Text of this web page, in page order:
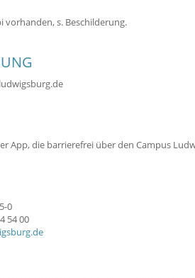
vorhanden, s. Beschilderung.
App, die barrierefrei über den Campus
0
5400